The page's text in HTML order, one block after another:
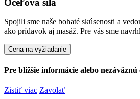
Spojili sme naše bohaté skúsenosti a
ako prídavok aj masáž. Pre vás sme
Cena na vyžiadanie
Pre bližšie informácie alebo
Zistiť viac Zavolať